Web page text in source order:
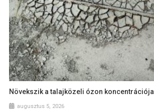
Növekszik a talajközeli ózon koncentrációja
augusztus 5, 2026